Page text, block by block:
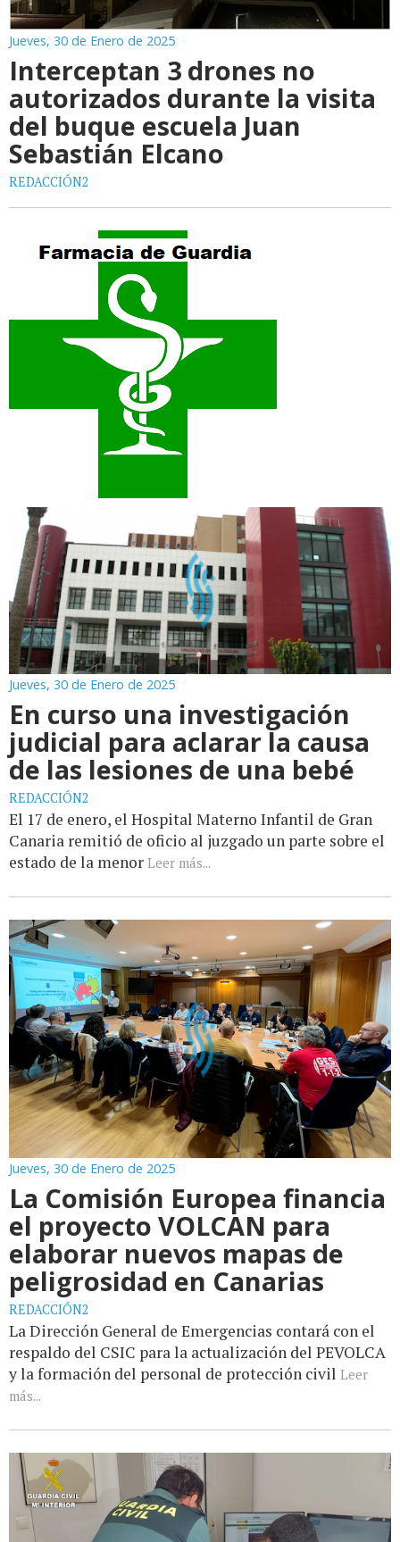
Jueves, 30 de Enero de 2025
Interceptan 3 drones no
autorizados durante la visita
del buque escuela Juan
Sebastián Elcano
REDACCIÓN2
Jueves, 30 de Enero de 2025
En curso una investigación
judicial para aclarar la causa
de las lesiones de una bebé
REDACCIÓN2
El 17 de enero, el Hospital Materno Infantil de Gran
Canaria remitió de oficio al juzgado un parte sobre el
estado de la menor Leer más...
Jueves, 30 de Enero de 2025
La Comisión Europea financia
el proyecto VOLCAN para
elaborar nuevos mapas de
peligrosidad en Canarias
REDACCIÓN2
La Dirección General de Emergencias contará con el
respaldo del CSIC para la actualización del PEVOLCA
y la formación del personal de protección civil Leer
más...